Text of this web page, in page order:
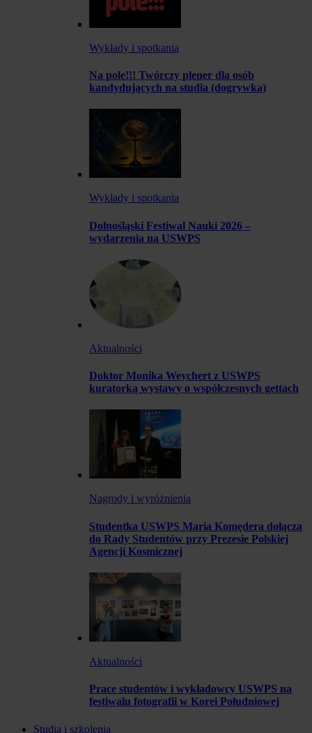
Wykłady i spotkania
Na pole!!! Twórczy plener dla osób
kandydujących na studia (dogrywka)
Wykłady i spotkania
Dolnośląski Festiwal Nauki 2026 –
wydarzenia na USWPS
Aktualności
Doktor Monika Weychert z USWPS
kuratorką wystawy o współczesnych gettach
Nagrody i wyróżnienia
Studentka USWPS Maria Komędera dołącza
do Rady Studentów przy Prezesie Polskiej
Agencji Kosmicznej
Aktualności
Prace studentów i wykładowcy USWPS na
festiwalu fotografii w Korei Południowej
Studia i szkolenia